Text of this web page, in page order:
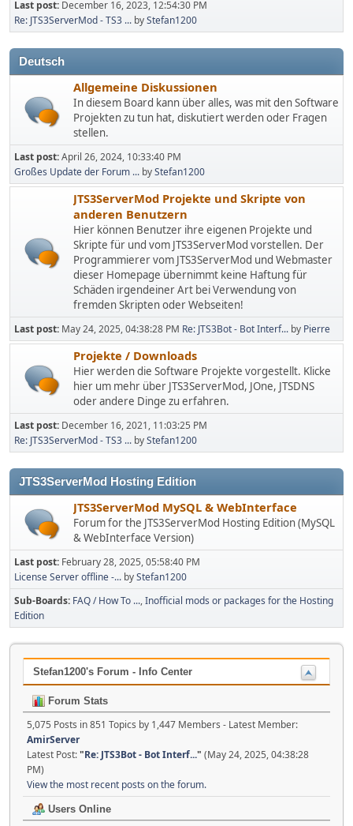
Last post: December 16, 2023, 12:54:30 PM
Re: JTS3ServerMod - TS3 ... byStefan1200
Deutsch
Allgemeine Diskussionen
In diesem Board kann über alles, was mit den Software
Projekten zu tun hat, diskutiert werden oder Fragen
stellen.
Last post:April 26, 2024, 10:33:40 PM
Großes Update der Forum ... byStefan1200
JTS3ServerMod Projekte und Skripte von
anderen Benutzern
Hier können Benutzer ihre eigenen Projekte und
Skripte für und vom JTS3ServerMod vorstellen. Der
Programmierer vom JTS3ServerMod und Webmaster
dieser Homepage übernimmt keine Haftung für
Schäden irgendeiner Art bei Verwendung von
fremden Skripten oder Webseiten!
Last post: May 24, 2025, 04:38:28 PM Re: JTS3Bot - Bot Interf... by Pierre
Projekte / Downloads
Hier werden die Software Projekte vorgestellt. Klicke
hier um mehr über JTS3ServerMod, JOne, JTSDNS
oder andere Dinge zu erfahren.
Last post: December 16, 2021, 11:03:25 PM
Re: JTS3ServerMod - TS3 ... byStefan1200
JTS3ServerMod Hosting Edition
JTS3ServerMod MySQL & WebInterface
Forum for the JTS3ServerMod Hosting Edition (MySQL
& WebInterface Version)
Last post: February 28, 2025, 05:58:40 PM
License Server offline -... byStefan1200
Sub-Boards FAQ / How To ... Inofficial mods or packages for the Hosting
Edition
Stefan1200's Forum - Info Center
Forum Stats
5,075 Posts in 851 Topics by 1,447 Members - Latest Member:
AmirServer
Latest Post:"Re: JTS3Bot - Bot Interf..." (May 24, 2025, 04:38:28
PM)
View the most recent posts on the forum.
Users Online